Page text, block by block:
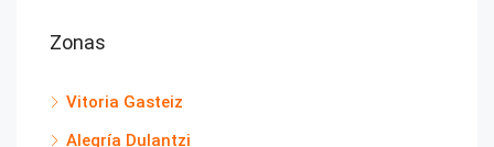
Zonas
Vitoria Gasteiz
Alegría Dulantzi